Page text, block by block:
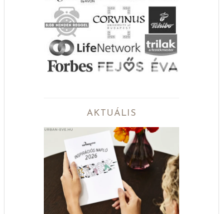
AKTUÁLIS